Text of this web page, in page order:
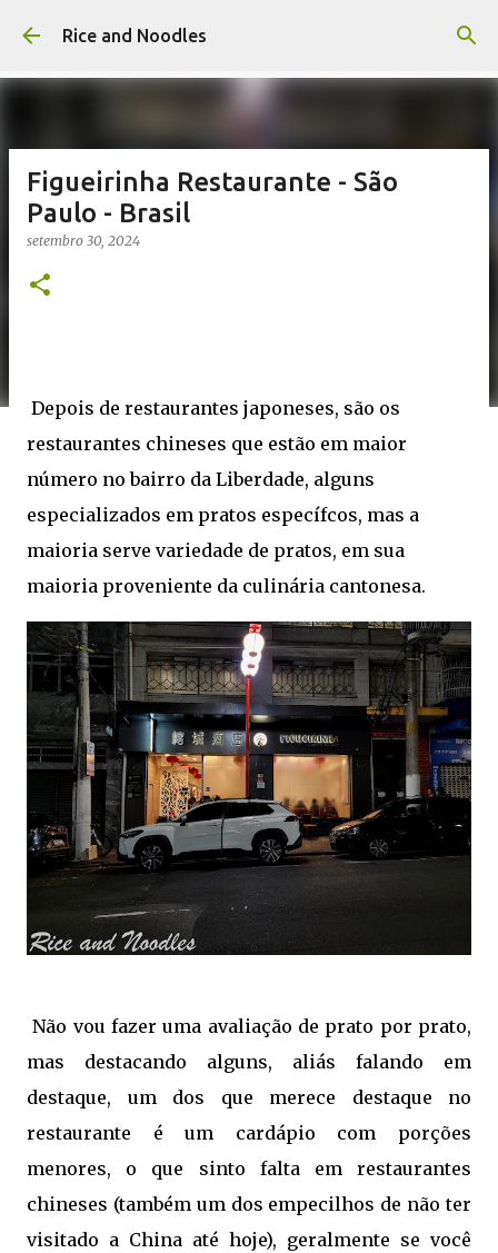
Pular para o conteúdo principal
Rice and Noodles
Figueirinha Restaurante - São
Paulo - Brasil
setembro 30, 2024
Depois de restaurantes japoneses, são os
restaurantes chineses que estão em maior
número no bairro da Liberdade, alguns
especializados em pratos específcos, mas a
maioria serve variedade de pratos, em sua
maioria proveniente da culinária cantonesa.
Não vou fazer uma avaliação de prato por prato,
mas destacando alguns, aliás falando em
destaque, um dos que merece destaque no
restaurante é um cardápio com porções
menores, o que sinto falta em restaurantes
chineses (também um dos empecilhos de não ter
visitado a China até hoje), geralmente se você